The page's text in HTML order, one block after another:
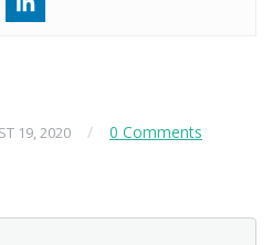
19, 2020 / 0 Comments